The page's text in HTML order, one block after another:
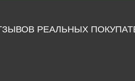
РЕАЛЬНЫХ